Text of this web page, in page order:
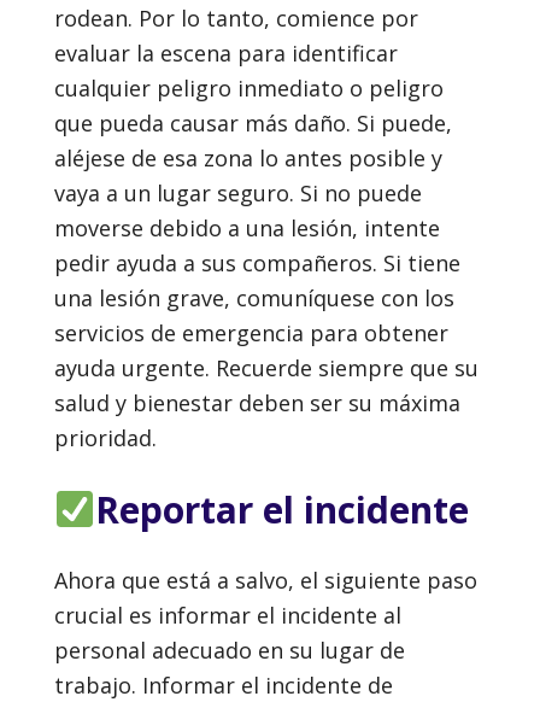
rodean. Por lo tanto, comience por
evaluar la escena para identificar
cualquier peligro inmediato o peligro
que pueda causar más daño. Si puede,
aléjese de esa zona lo antes posible y
vaya a un lugar seguro. Si no puede
moverse debido a una lesión, intente
pedir ayuda a sus compañeros. Si tiene
una lesión grave, comuníquese con los
servicios de emergencia para obtener
ayuda urgente. Recuerde siempre que su
salud y bienestar deben ser su máxima
prioridad.
Reportar el incidente
Ahora que está a salvo, el siguiente paso
crucial es informar el incidente al
personal adecuado en su lugar de
trabajo. Informar el incidente de